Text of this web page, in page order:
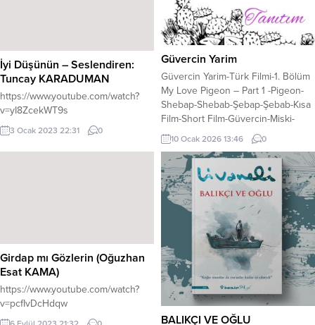
İyi Düşünün – Seslendiren:
Tuncay KARADUMAN
https://www.youtube.com/watch?
v=yI8ZcekWT9s
3 Ocak 2023 22:31 0
Güvercin Yarim
Güvercin Yarim-Türk Filmi-1. Bölüm
My Love Pigeon – Part 1 -Pigeon-
Shebap-Shebab-Şebap-Şebab-Kısa
Film-Short Film-Güvercin-Miski-
Kürenk-Drama-Sabuni
10 Ocak 2026 13:46 0
Girdap mı Gözlerin (Oğuzhan
Esat KAMA)
https://www.youtube.com/watch?
v=pcfIvDcHdqw
BALIKÇI VE OĞLU